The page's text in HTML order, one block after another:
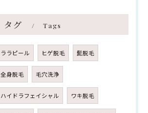
タグ Tags
ララピール ヒゲ脱毛 髭脱毛
全身脱毛 毛穴洗浄
ハイドラフェイシャル ワキ脱毛